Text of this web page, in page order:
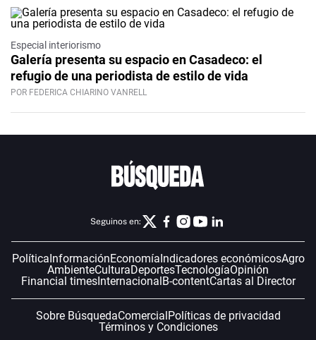
Especial interiorismo
Galería presenta su espacio en Casadeco: el
refugio de una periodista de estilo de vida
POR FEDERICA CHIARINO VANRELL
Seguinos en:
PolíticaInformaciónEconomíaIndicadores económicosAgro
AmbienteCulturaDeportesTecnologíaOpinión
Financial timesInternacionalB-contentCartas al Director
Sobre BúsquedaComercialPolíticas de privacidad
Términos y Condiciones